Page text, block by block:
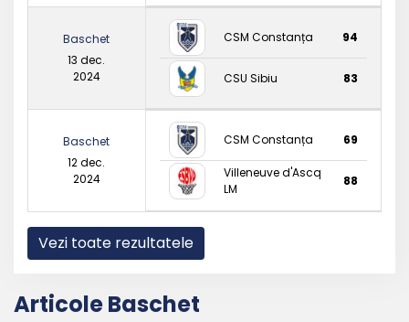
Baschet
13 dec.
2024
CSM Constanța 94
CSU Sibiu 83
Baschet
12 dec.
2024
CSM Constanța 69
Villeneuve d'Ascq
LM
88
Vezi toate rezultatele
Articole Baschet